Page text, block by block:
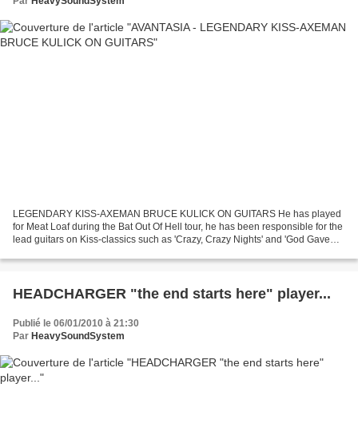
LEGENDARY KISS-AXEMAN BRUCE KULICK ON GUITARS He has played
for Meat Loaf during the Bat Out Of Hell tour, he has been responsible for the
lead guitars on Kiss-classics such as 'Crazy, Crazy Nights' and 'God Gave
Publié le 06/01/2010 à 21:30
Par HeavySoundSystem